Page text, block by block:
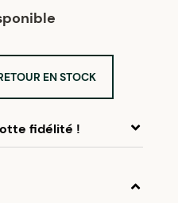
EN STOCK
fidélité !